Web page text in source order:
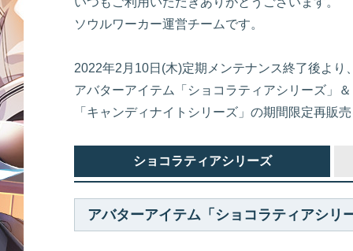
ソウルワーカー運営チームです。
2022年2月10日(木)定期メンテナンス終了後より
アバターアイテム「ショコラティアシリーズ」＆
「キャンディナイトシリーズ」の期間限定再販
ショコラティアシリーズ
アバターアイテム「ショコラティアシリ